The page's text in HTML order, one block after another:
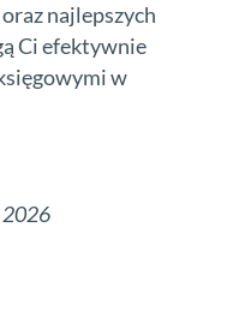
najlepszych
Ci efektywnie
w
2026